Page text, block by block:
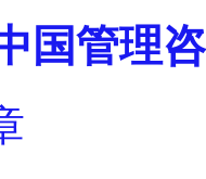
国管理